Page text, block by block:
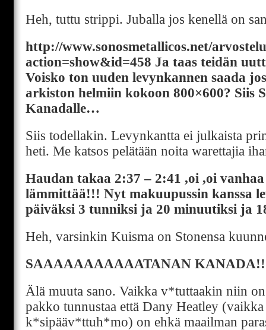
Heh, tuttu strippi. Juballa jos kenellä on
http://www.sonosmetallicos.net/
action=show&id=458 Ja taas teidän
Voisko ton uuden levynkannen saada
arkiston helmiin kokoon 800×600? Siis
Kanadalle…
Siis todellakin. Levynkantta ei julkaista
heti. Me katsos pelätään noita warettajia
Haudan takaa 2:37 – 2:41 ,oi ,oi
lämmittää!!! Nyt makuupussin kanssa
päiväksi 3 tunniksi ja 20 minuutiksi ja
Heh, varsinkin Kuisma on Stonensa
SAAAAAAAAAAATANAN
Älä muuta sano. Vaikka v*tuttaakin niin
pakko tunnustaa että Dany Heatley
k*sipääv*ttuh*mo) on ehkä maailman